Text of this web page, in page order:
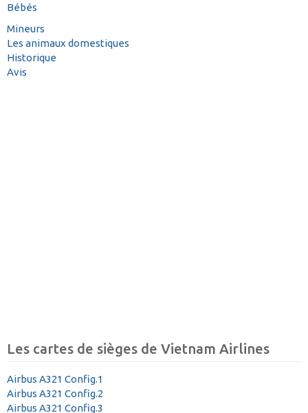
Bébés
Mineurs
Les animaux domestiques
Historique
Avis
Les cartes de sièges de Vietnam Airlines
Airbus A321 Config.1
Airbus A321 Config.2
Airbus A321 Config.3